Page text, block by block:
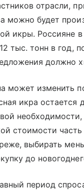
отрасли,
можно будет
икры. Россияне
тыс. тонн в год,
должно
может изменить
икра остается
стоимости часть
выбирать
до
период